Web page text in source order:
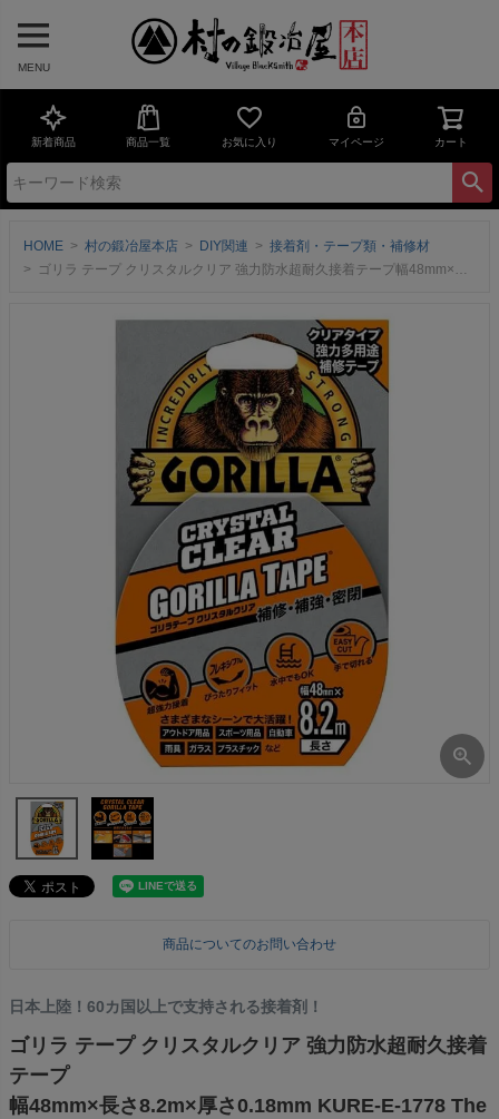
MENU
新着商品 商品一覧 お気に入り マイページ カート
HOME 村の鍛冶屋本店 DIY関連
接着剤・テープ類・補修材
ゴリラ テープ クリスタルクリア 強力防水超耐久接着テープ幅48mm×長さ8.2m×厚さ0.18mm KURE-E-1778 The Gorilla Glue Company／KURE屋外。水中、水回りでもOK！さまざまな素材・環境で効果を発揮する強力多用途補修テープ
商品についてのお問い合わせ
日本上陸！60カ国以上で支持される接着剤！
ゴリラ テープ クリスタルクリア 強力防水超耐久接着
テープ
幅48mm×長さ8.2m×厚さ0.18mm KURE-E-1778 The